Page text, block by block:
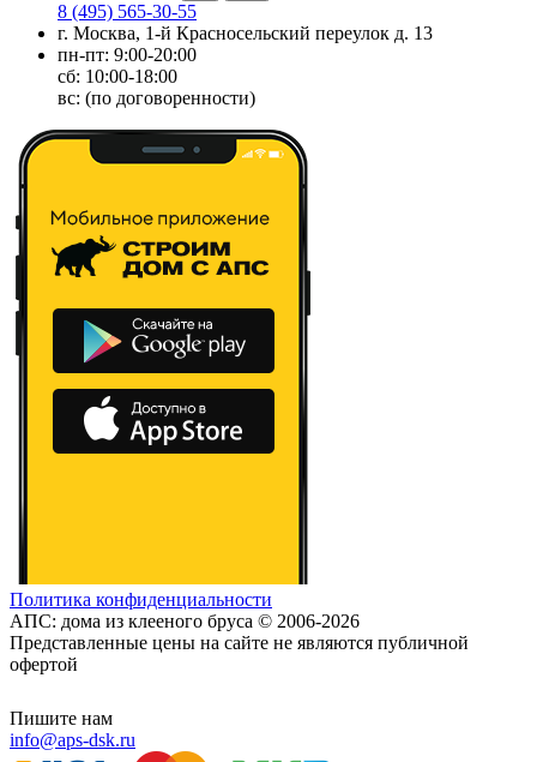
8 (495) 565-30-55
г. Москва, 1-й Красносельский переулок д. 13
пн-пт: 9:00-20:00
сб: 10:00-18:00
вс: (по договоренности)
Политика конфиденциальности
АПС: дома из клееного бруса © 2006-2026
Представленные цены на сайте не являются публичной
офертой
Пишите нам
info@aps-dsk.ru